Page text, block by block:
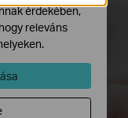
érdekében,
releváns